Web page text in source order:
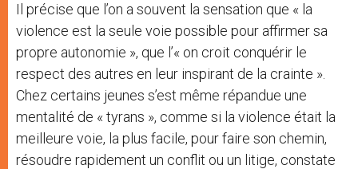
Il précise que l’on a souvent la sensation que « la
violence est la seule voie possible pour affirmer sa
propre autonomie », que l’« on croit conquérir le
respect des autres en leur inspirant de la crainte ».
Chez certains jeunes s’est même répandue une
mentalité de « tyrans », comme si la violence était la
meilleure voie, la plus facile, pour faire son chemin,
résoudre rapidement un conflit ou un litige, constate